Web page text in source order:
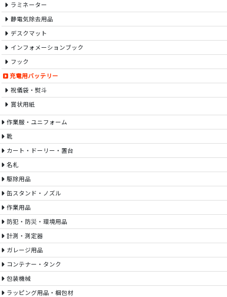
ラミネーター
静電気除去用品
デスクマット
インフォメーションブック
フック
充電用バッテリー
祝儀袋・熨斗
賞状用紙
作業服・ユニフォーム
靴
カート・ドーリー・置台
名札
駆除用品
缶スタンド・ノズル
作業用品
防犯・防災・環境用品
計測・測定器
ガレージ用品
コンテナー・タンク
包装機械
ラッピング用品・梱包材